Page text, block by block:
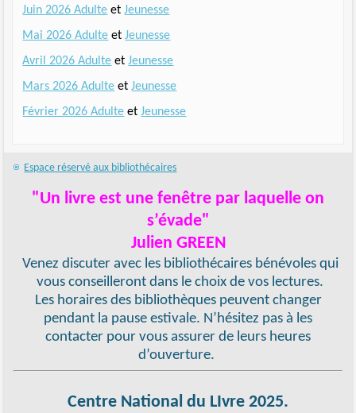
Juin 2026 Adulte et Jeunesse
Mai 2026 Adulte et Jeunesse
Avril 2026 Adulte et Jeunesse
Mars 2026 Adulte et Jeunesse
Février 2026 Adulte et Jeunesse
Espace réservé aux bibliothécaires
"Un livre est une fenêtre par laquelle on
s’évade"
Julien GREEN
Venez discuter avec les bibliothécaires bénévoles qui
vous conseilleront dans le choix de vos lectures.
Les horaires des bibliothèques peuvent changer
pendant la pause estivale. N’hésitez pas à les
contacter pour vous assurer de leurs heures
d’ouverture.
Centre National du LIvre 2025.